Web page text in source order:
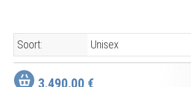
Soort: Unisex
3.490,00 €